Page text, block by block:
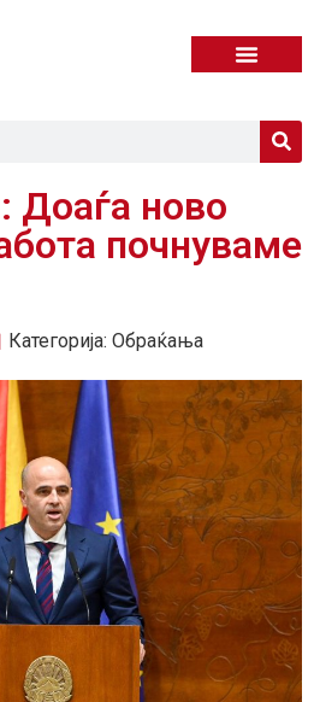
Доаѓа ново
почнуваме
Категорија: Обраќања